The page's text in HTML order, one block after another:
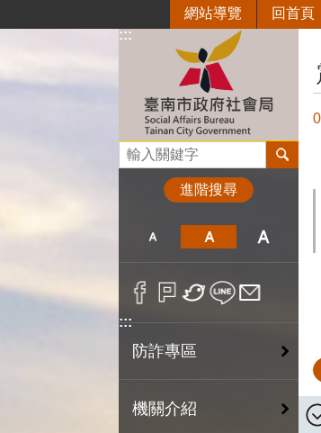
:::
網站導覽 回首頁
搜尋
進階搜尋
:::
防詐專區
機關介紹